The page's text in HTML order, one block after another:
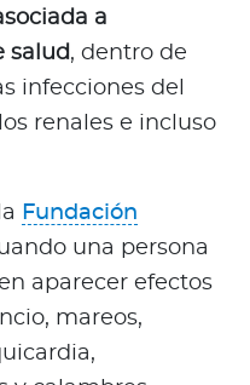
a
salud, dentro de
infecciones del
renales e incluso
Fundación
una persona
aparecer efectos
mareos,